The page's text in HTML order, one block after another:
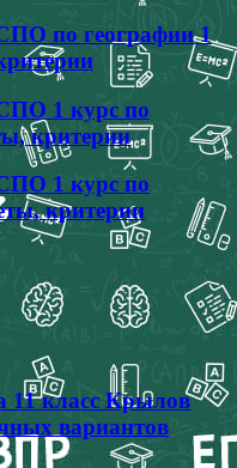
по географии 1
1 курс по
критерии
1 курс по
критерии
11 класс Крылов
вариантов